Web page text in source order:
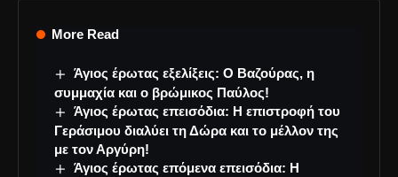
More Read
Άγιος έρωτας εξελίξεις: Ο Βαζούρας, η
συμμαχία και ο βρώμικος Παύλος!
Άγιος έρωτας επεισόδια: Η επιστροφή του
Γεράσιμου διαλύει τη Δώρα και το μέλλον της
με τον Αργύρη!
Άγιος έρωτας επόμενα επεισόδια: Η